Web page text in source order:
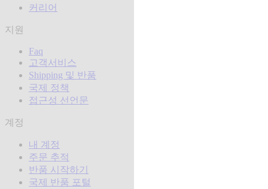
커리어
지원
Faq
고객서비스
Shipping 및 반품
국제 정책
접근성 선언문
계정
내 계정
주문 추적
반품 시작하기
국제 반품 포털